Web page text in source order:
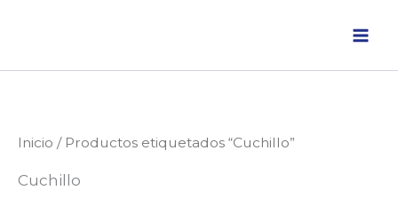
Inicio / Productos etiquetados “Cuchillo”
Cuchillo